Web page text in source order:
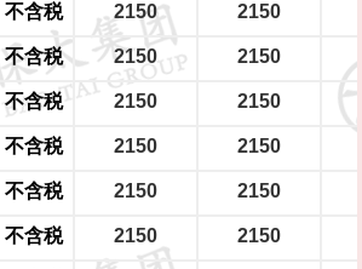
不含税 2150 2150
不含税 2150 2150
不含税 2150 2150
不含税 2150 2150
不含税 2150 2150
不含税 2150 2150